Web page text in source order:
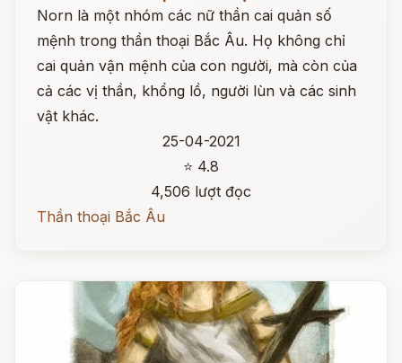
Norn là một nhóm các nữ thần cai quản số
mệnh trong thần thoại Bắc Âu. Họ không chỉ
cai quản vận mệnh của con người, mà còn của
cả các vị thần, khổng lồ, người lùn và các sinh
vật khác.
25-04-2021
⭐ 4.8
4,506 lượt đọc
Thần thoại Bắc Âu